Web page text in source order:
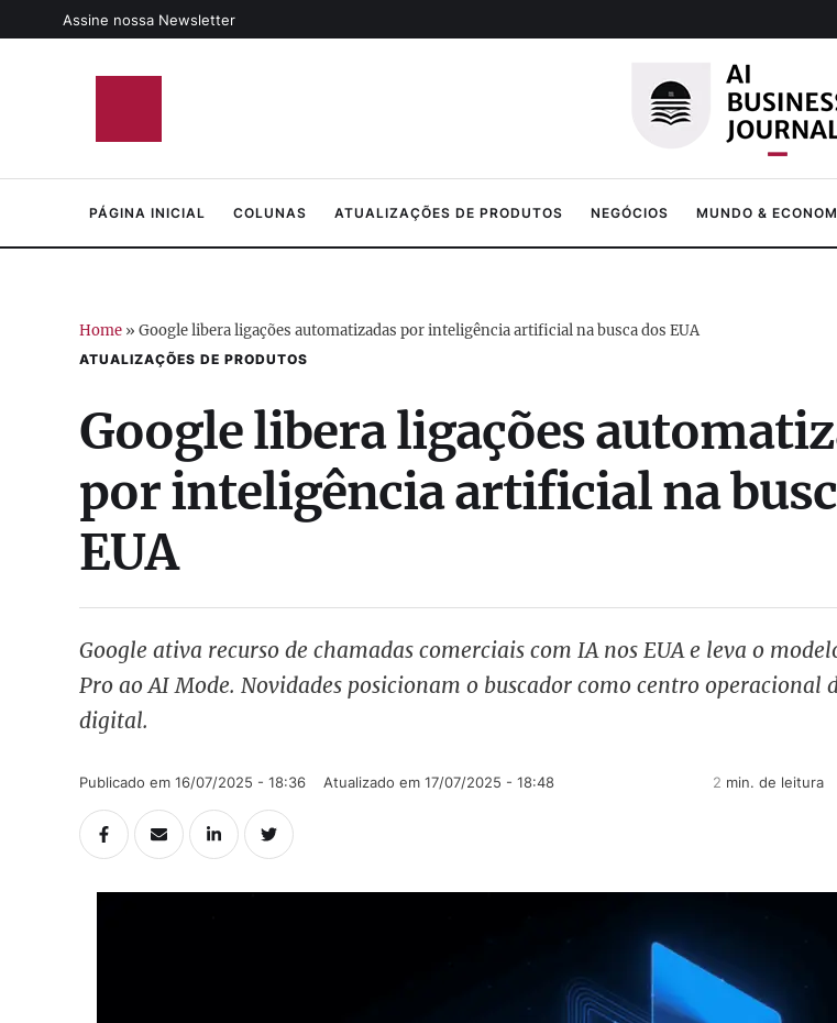
Assine nossa Newsletter
PÁGINA INICIAL COLUNAS ATUALIZAÇÕES DE PRODUTOS NEGÓCIOS MUNDO &
Home » Google libera ligações automatizadas por inteligência artificial na busca dos EUA
ATUALIZAÇÕES DE PRODUTOS
Google libera ligações
por inteligência artificial na
EUA
Google ativa recurso de chamadas comerciais com IA nos EUA e leva o
Pro ao AI Mode. Novidades posicionam o buscador como centro operacional
digital.
Publicado em 16/07/2025 - 18:36 Atualizado em 17/07/2025 - 18:48 2 min. de leitura